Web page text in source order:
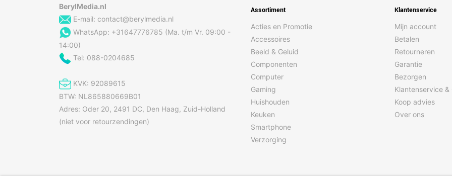
Voet met draaihoek van 360 graden
Ja
Waterniveau-indicator
Ja
Overige specificaties
1,7 l
Merk
Vermogen
BerylMedia.nl
E-mail: contact@berylmedia.nl
WhatsApp: +31647776785 (Ma. t/m Vr. 09:00 -
14:00)
Tel: 088-0204685
KVK: 92089615
BTW: NL865880669B01
Adres: Oder 20, 2491 DC, Den Haag, Zuid-Holland
(niet voor retourzendingen)
Assortiment
Acties en Promotie
Accessoires
Beeld & Geluid
Componenten
Computer
Gaming
Huishouden
Keuken
Smartphone
Verzorging
Klantenservice
Mijn account
Betalen
Retourneren
Garantie
Bezorgen
Klantenservice
Koop advies
Over ons